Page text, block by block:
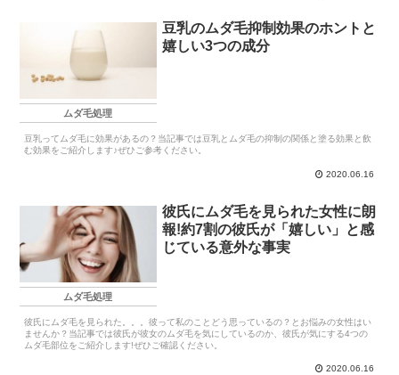
ムダ毛処理
豆乳のムダ毛抑制効果のホントと
嬉しい3つの成分
豆乳ってムダ毛に効果があるの？当記事では豆乳とムダ毛の抑制の関係と塗る効果と飲
む効果をご紹介します♪ぜひご参考ください。
2020.06.16
ムダ毛処理
彼氏にムダ毛を見られた女性に朗
報!約7割の彼氏が「嬉しい」と感
じている意外な事実
彼氏にムダ毛を見られた。。。彼って私のことどう思っているの？とお悩みの女性はい
ませんか？当記事では彼氏が彼女のムダ毛を気にしているのか、彼氏が気にする4つの
ムダ毛部位をご紹介します!ぜひご確認ください。
2020.06.16